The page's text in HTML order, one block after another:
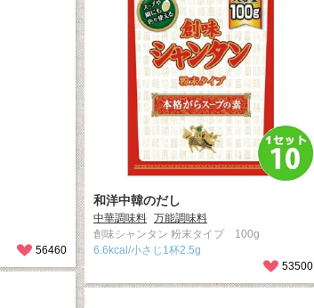
56460
和洋中韓のだし
中華調味料 万能調味料
創味シャンタン 粉末タイプ 100g
6.6kcal/小さじ1杯2.5g
53500